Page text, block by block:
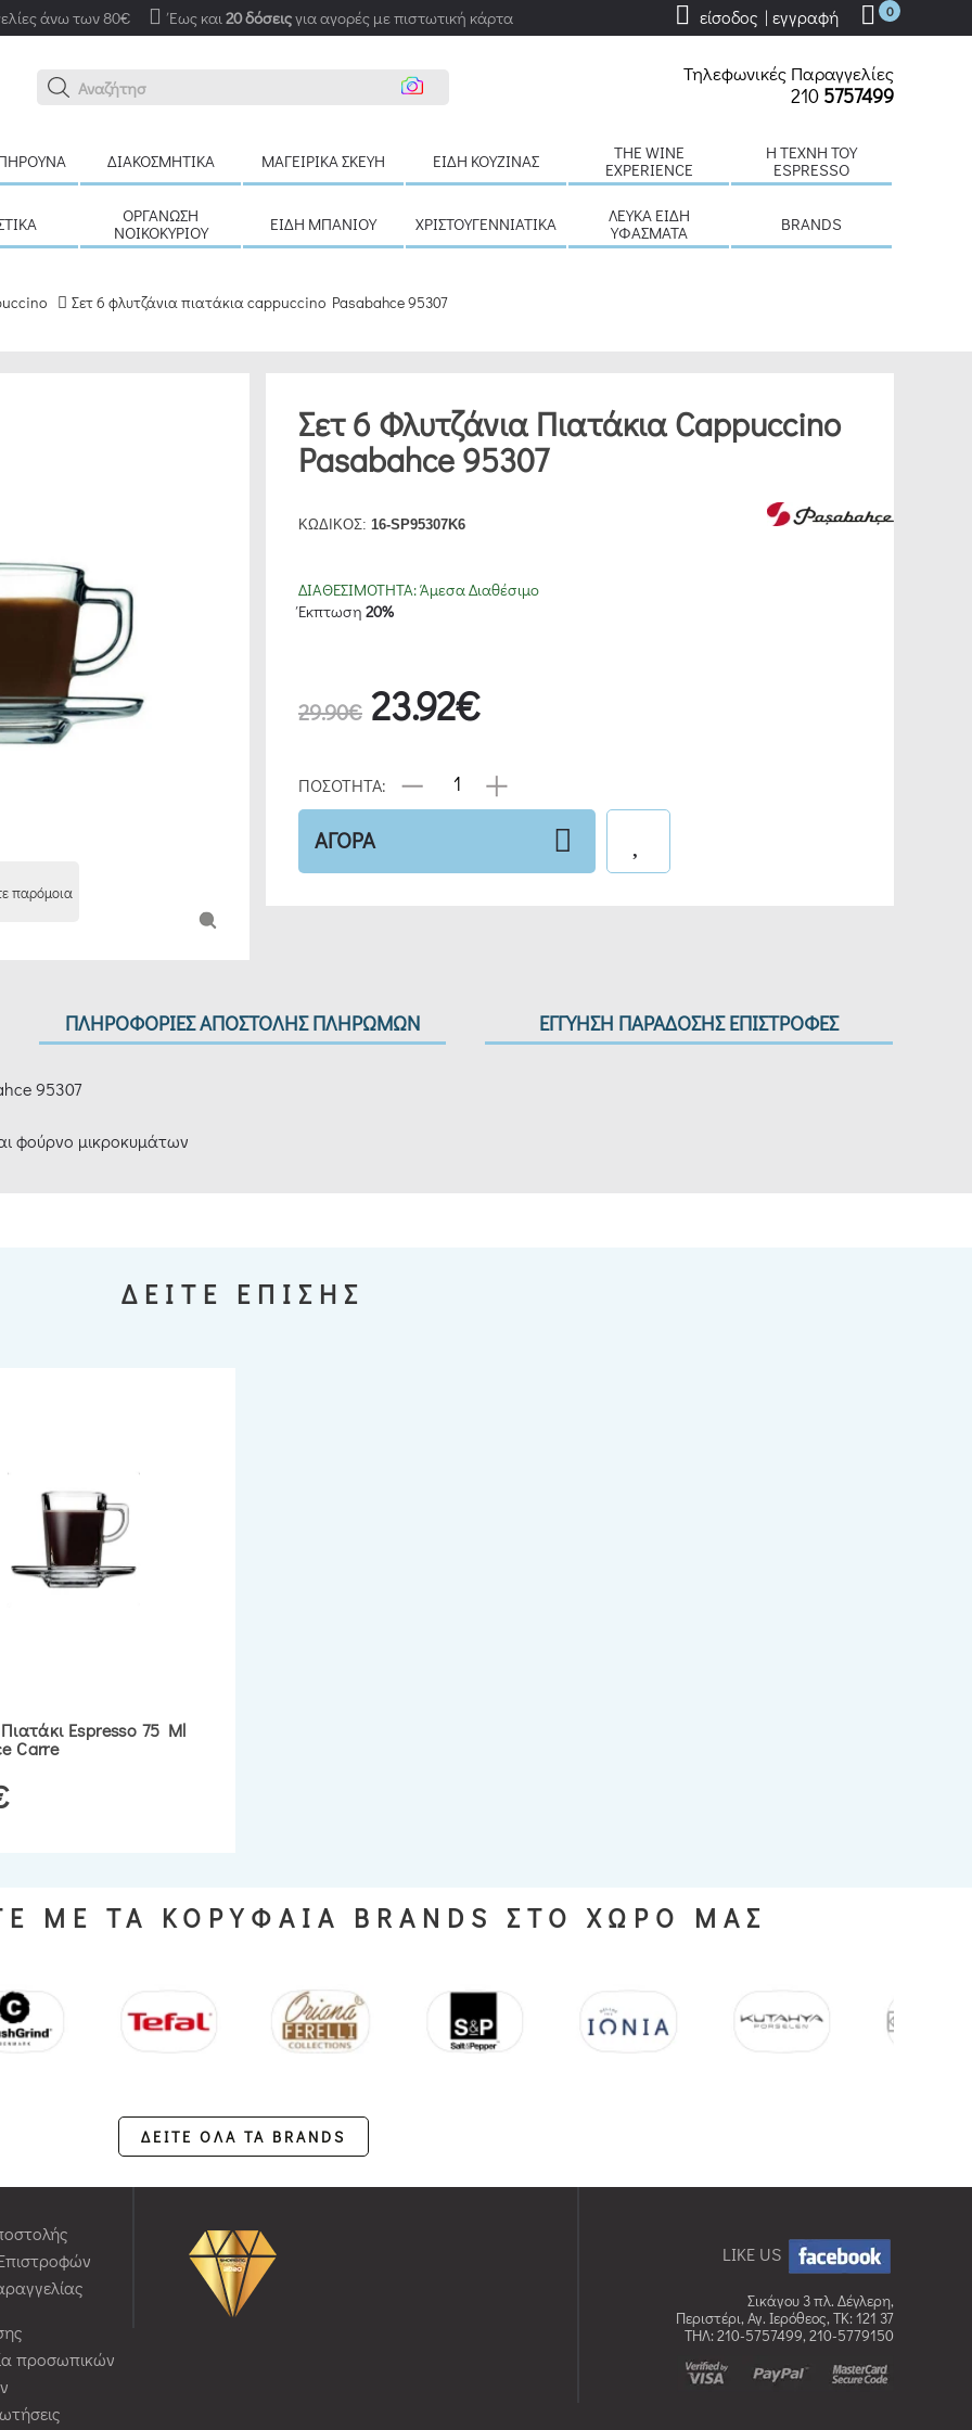
άνω των 80€ Έως και20 δόσειςγια αγορές με πιστωτική κάρτα 0
είσοδος | εγγραφή
Αναζήτηση εδώ
Τηλεφωνικές Παραγγελίες
210 5757499
ΔΙΑΚΟΣΜΗΤΙΚΆ ΜΑΓΕΙΡΙΚΆ ΣΚΕΎΗ ΕΊΔΗ ΚΟΥΖΊΝΑΣ
THE WINE
EXPERIENCE
H ΤΈΧΝΗ ΤΟΥ
ESPRESSO
ΟΡΓΆΝΩΣΗ
ΝΟΙΚΟΚΥΡΙΟΎ
ΕΊΔΗ ΜΠΆΝΙΟΥ ΧΡΙΣΤΟΥΓΕΝΝΙΆΤΙΚΑ
ΛΕΥΚΆ ΕΊΔΗ
ΥΦΆΣΜΑΤΑ
BRANDS
Σετ 6 φλυτζάνια πιατάκια cappuccino Pasabahce 95307
παρόμοια
Σετ 6 Φλυτζάνια Πιατάκια Cappuccino
Pasabahce 95307
ΚΩΔΙΚΟΣ: 16-SP95307K6
ΔΙΑΘΕΣΙΜΟΤΗΤΑ:Άμεσα Διαθέσιμο
Έκπτωση 20%
29.90€ 23.92€
ΠΟΣΟΤΗΤΑ:
ΑΓΟΡΑ
ΠΛΗΡΟΦΟΡΙΕΣ ΑΠΟΣΤΟΛΗΣ ΠΛΗΡΩΜΩΝ ΕΓΓΥΗΣΗ ΠΑΡΑΔΟΣΗΣ ΕΠΙΣΤΡΟΦΕΣ
95307
φούρνο μικροκυμάτων
ΔΕΙΤΕ ΕΠΙΣΗΣ
Espresso 75 Ml
Carre
ΜΕ ΤΑ ΚΟΡΥΦΑΙΑ BRANDS ΣΤΟ ΧΩΡΟ ΜΑΣ
ΔΕΙΤΕ ΟΛΑ ΤΑ BRANDS
προσωπικών
LIKE US
Σικάγου 3 πλ. Δέγλερη,
Περιστέρι, Αγ. Ιερόθεος, TK: 121 37
ΤΗΛ: 210-5757499, 210-5779150